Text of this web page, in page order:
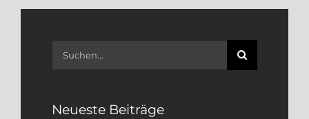
Suche
nach:
Neueste Beiträge